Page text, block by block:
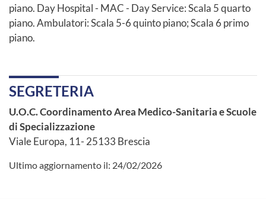
piano. Day Hospital - MAC - Day Service: Scala 5 quarto
piano. Ambulatori: Scala 5-6 quinto piano; Scala 6 primo
piano.
SEGRETERIA
U.O.C. Coordinamento Area Medico-Sanitaria e Scuole
di Specializzazione
Viale Europa, 11- 25133 Brescia
Ultimo aggiornamento il: 24/02/2026